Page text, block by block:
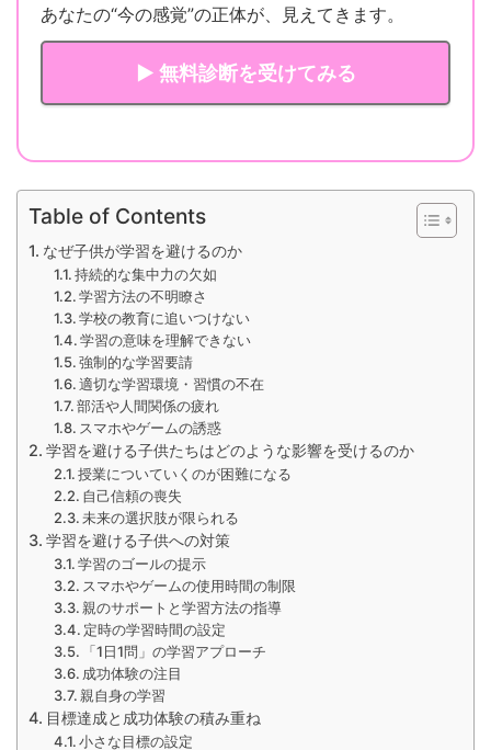
あなたの“今の感覚”の正体が、見えてきます。
▶ 無料診断を受けてみる
Table of Contents
なぜ子供が学習を避けるのか
持続的な集中力の欠如
学習方法の不明瞭さ
学校の教育に追いつけない
学習の意味を理解できない
強制的な学習要請
適切な学習環境・習慣の不在
部活や人間関係の疲れ
スマホやゲームの誘惑
学習を避ける子供たちはどのような影響を受けるのか
授業についていくのが困難になる
自己信頼の喪失
未来の選択肢が限られる
学習を避ける子供への対策
学習のゴールの提示
スマホやゲームの使用時間の制限
親のサポートと学習方法の指導
定時の学習時間の設定
「1日1問」の学習アプローチ
成功体験の注目
親自身の学習
目標達成と成功体験の積み重ね
小さな目標の設定